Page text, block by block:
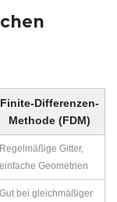
Finite-Differenzen-
Methode (FDM)
Regelmäßige Gitter,
einfache Geometrien
Gut bei gleichmäßiger